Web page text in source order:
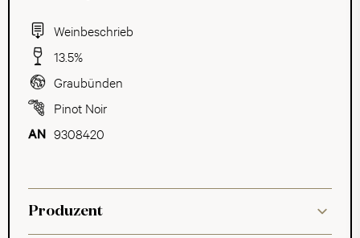
Weinbeschrieb
13.5%
Graubünden
Pinot Noir
9308420
Produzent